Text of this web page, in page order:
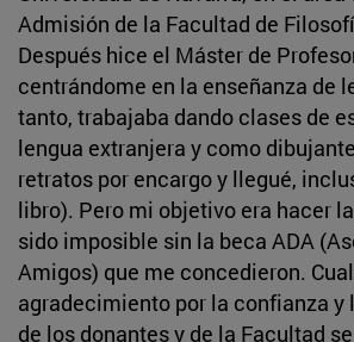
Admisión de la Facultad de
Después hice el Máster de
centrándome en la enseñanza de
tanto, trabajaba dando clases de
lengua extranjera y como
retratos por encargo y llegué,
libro). Pero mi objetivo era hacer
sido imposible sin la beca ADA
Amigos) que me concedieron.
agradecimiento por la confianza y
de los donantes y de la Facultad